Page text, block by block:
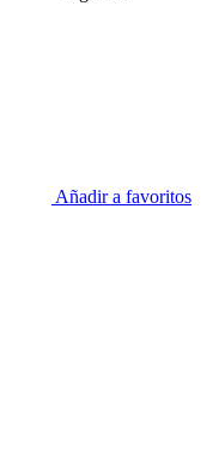
Añadir a favoritos